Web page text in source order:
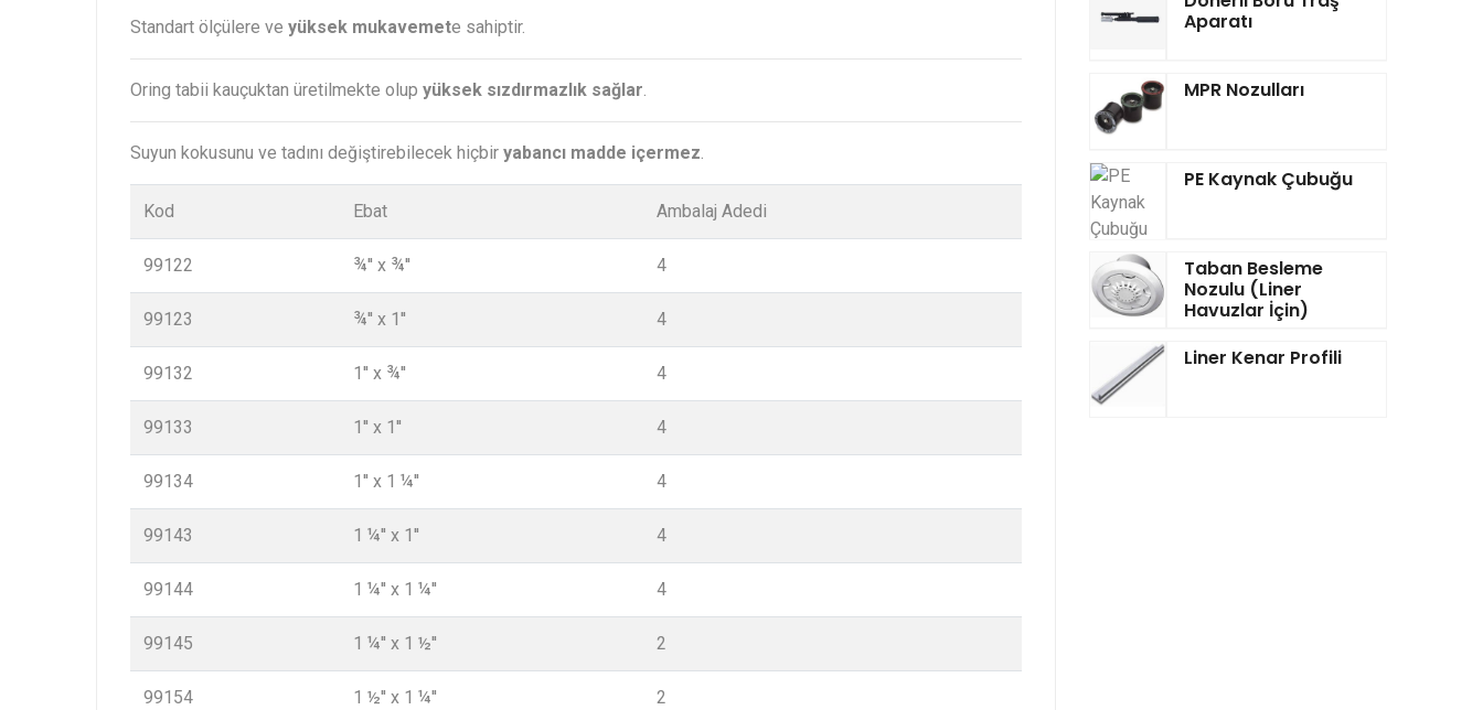
Standart ölçülere ve yüksek mukavemete sahiptir.
Oring tabii kauçuktan üretilmekte olup yüksek sızdırmazlık sağlar.
Suyun kokusunu ve tadını değiştirebilecek hiçbir yabancı madde içermez.
Kod Ebat Ambalaj Adedi
99122 ¾'' x ¾'' 4
99123 ¾'' x 1'' 4
99132 1'' x ¾'' 4
99133 1'' x 1'' 4
99134 1'' x 1 ¼'' 4
99143 1 ¼'' x 1'' 4
99144 1 ¼'' x 1 ¼'' 4
99145 1 ¼'' x 1 ½'' 2
99154 1 ½'' x 1 ¼'' 2
Aparatı
MPR Nozulları
PE Kaynak Çubuğu
Taban Besleme
Nozulu (Liner
Havuzlar İçin)
Liner Kenar Profili